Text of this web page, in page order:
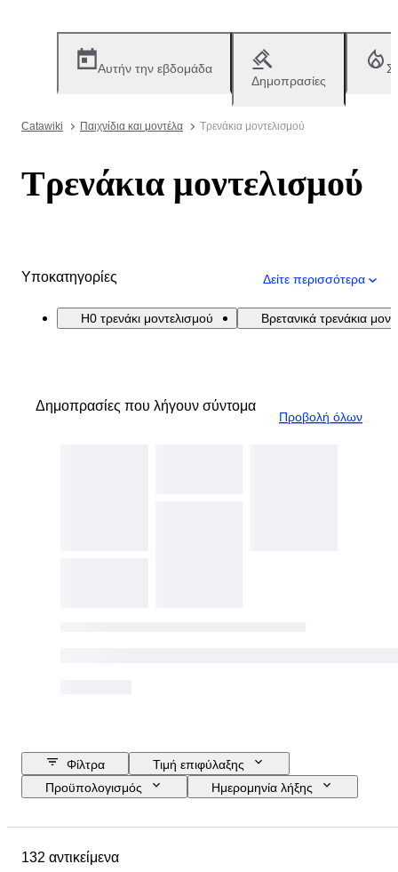
Αυτήν την εβδομάδα
Δημοπρασίες
Catawiki Παιχνίδια και μοντέλα Τρενάκια μοντελισμού
Τρενάκια μοντελισμού
Υποκατηγορίες Δείτε περισσότερα
H0 τρενάκι μοντελισμού Βρετανικά τρενάκια
Δημοπρασίες που λήγουν σύντομα
Προβολή όλων
Φίλτρα
Τιμή επιφύλαξης
Προϋπολογισμός
Ημερομηνία λήξης
Υλικό
132 αντικείμενα